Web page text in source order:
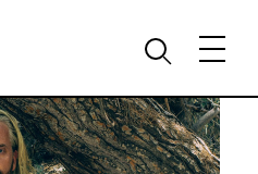
SØKMENY